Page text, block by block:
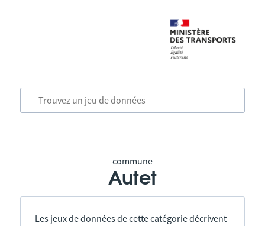
commune
Autet
Les jeux de données de cette catégorie décrivent